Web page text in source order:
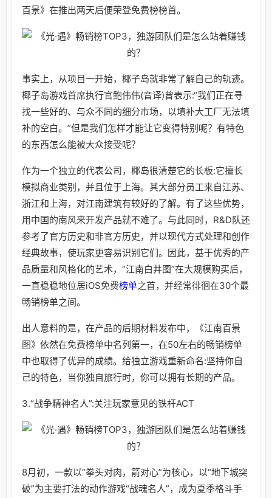
百景》在推出两天后便荣登免费榜榜首。
事实上，从项目一开始，椰子岛就非常了解自己的轨迹。
椰子岛游戏首席执行官鲍伟伟(音译)曾表示:“我们正在寻
找一些好的、与众不同的细分市场，以填补大工厂无法填
补的空白。”但是我们怎样才能让它变得特别呢？有特色
的东西怎么能被大众接受呢？
作为一个独立的代表公司，椰岛很清楚它的长板:它擅长
模拟商业类别，并且位于上海。其大部分员工来自江苏、
浙江和上海，对江南建筑有较好的了解。有了这些优势，
用中国的南风来开发产品就不难了。与此同时，R&D队还
参考了官方历史和非官方历史，并以现代方式处理和创作
经典故事，使玩家更容易识别它们。因此，基于优秀的产
品质量和风格化的艺术，“江南白井图”在大规模购买后，
一直稳稳地位居iOS免费榜单之首，并经常徘徊在30个最
畅销榜单之间。
出人意料的是，在产品的后期材料发布中，《江南百景
图》依然在免费榜单中名列第一，在50左右的畅销榜单
中也取得了优异的成绩。给独立游戏重新命名:坚持你自
己的特色，当你独自旅行时，你可以拥有长期的产品。
3.“战争精神名人”:关注玩家意见的铁杆ACT
8月初，一款以“拳头对肉，箭对心”为核心，以“地下城突
破”为主要打法的动作游戏“战魂名人”，成为夏季格斗手